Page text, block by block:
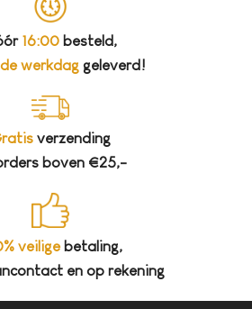
16:00besteld,
werkdag geleverd!
verzending
boven €25,-
veiligebetaling,
en op rekening